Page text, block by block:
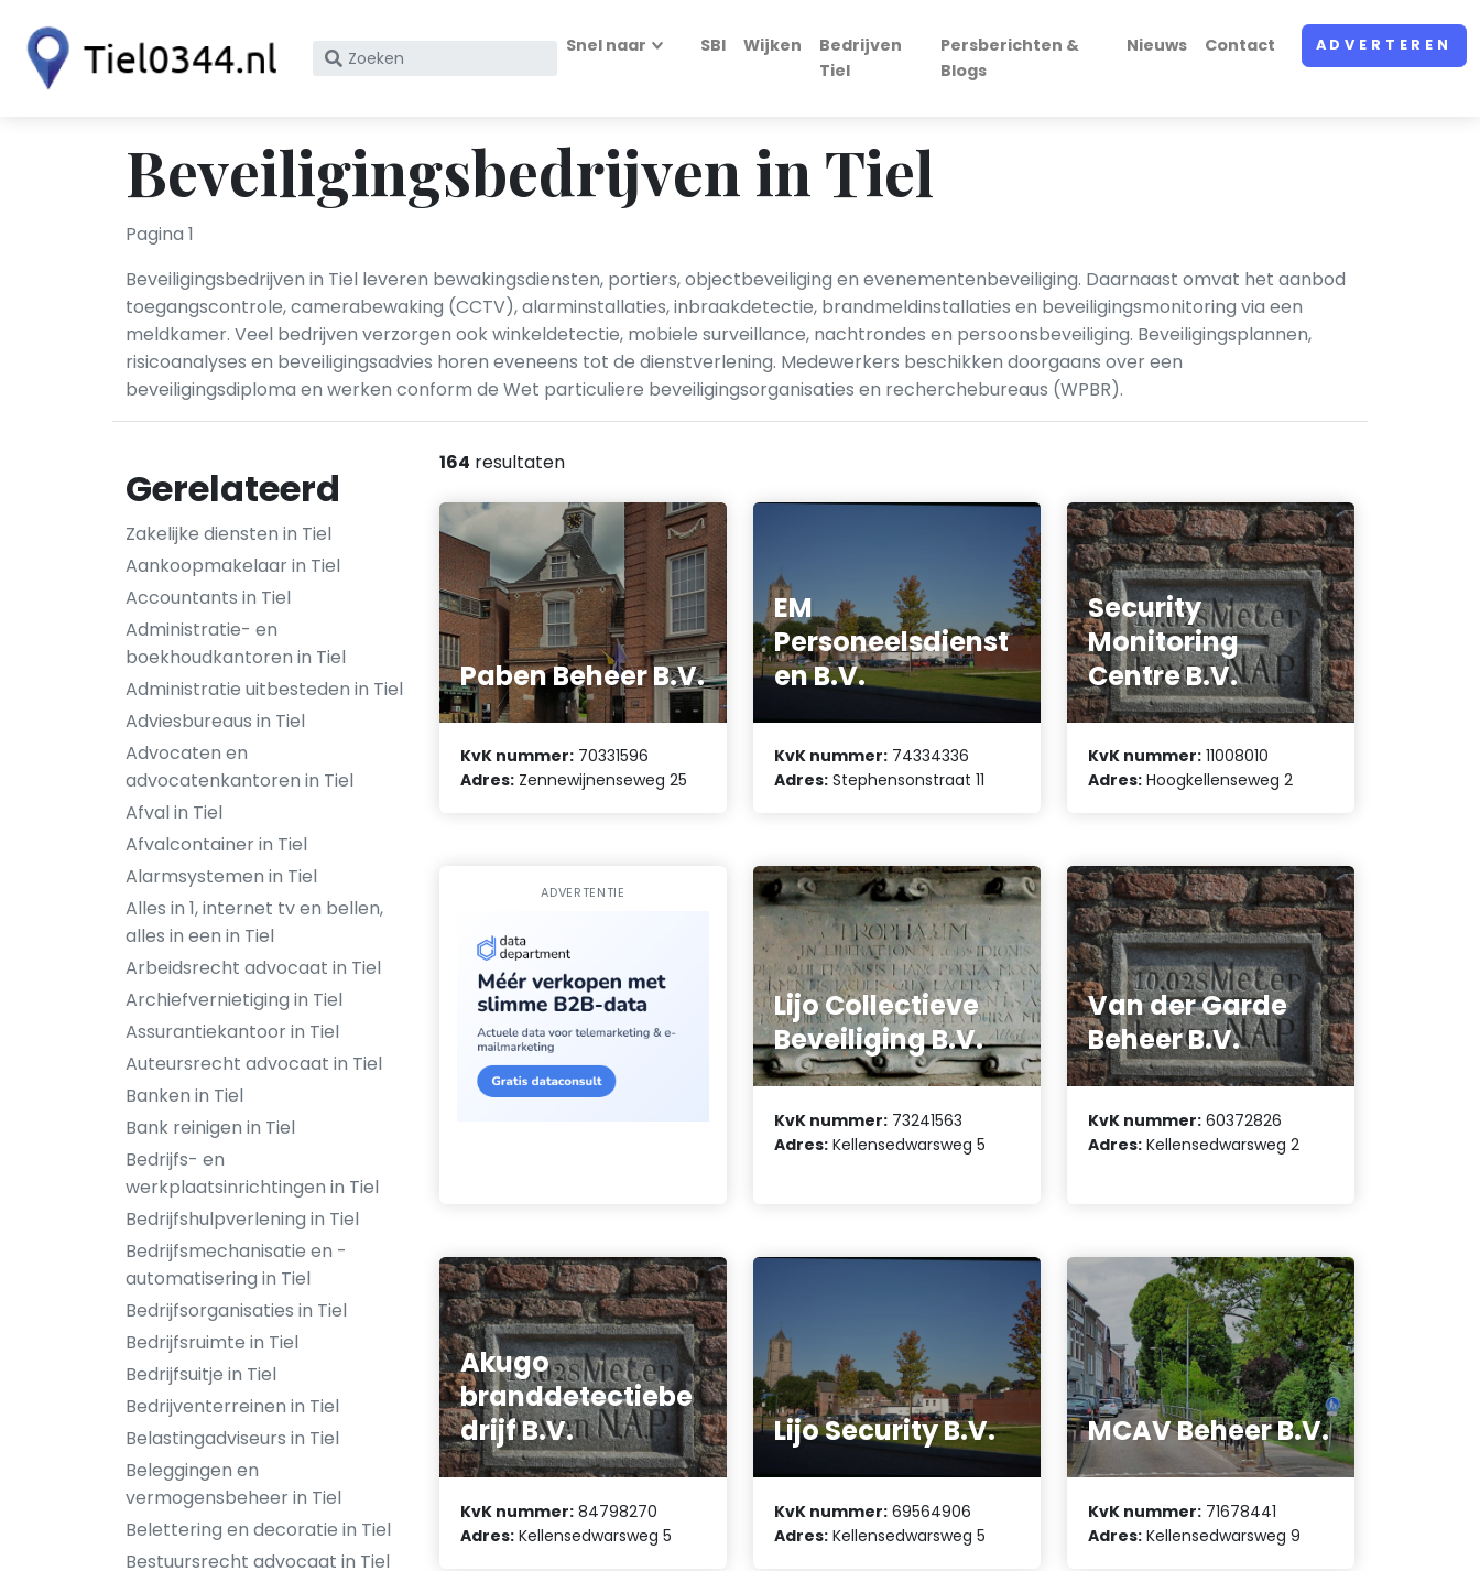
Zoek
KvK
nummer
Snel naar SBI Wijken
Bedrijven
Tiel
Persberichten &
Blogs
Nieuws Contact ADVERTEREN
Beveiligingsbedrijven in Tiel
Pagina 1
Beveiligingsbedrijven in Tiel leveren bewakingsdiensten, portiers, objectbeveiliging en evenementenbeveiliging. Daarnaast omvat het aanbod
toegangscontrole, camerabewaking (CCTV), alarminstallaties, inbraakdetectie, brandmeldinstallaties en beveiligingsmonitoring via een
meldkamer. Veel bedrijven verzorgen ook winkeldetectie, mobiele surveillance, nachtrondes en persoonsbeveiliging. Beveiligingsplannen,
risicoanalyses en beveiligingsadvies horen eveneens tot de dienstverlening. Medewerkers beschikken doorgaans over een
beveiligingsdiploma en werken conform de Wet particuliere beveiligingsorganisaties en recherchebureaus (WPBR).
Gerelateerd
Zakelijke diensten in Tiel
Aankoopmakelaar in Tiel
Accountants in Tiel
Administratie- en
boekhoudkantoren in Tiel
Administratie uitbesteden in Tiel
Adviesbureaus in Tiel
Advocaten en
advocatenkantoren in Tiel
Afval in Tiel
Afvalcontainer in Tiel
Alarmsystemen in Tiel
Alles in 1, internet tv en bellen,
alles in een in Tiel
Arbeidsrecht advocaat in Tiel
Archiefvernietiging in Tiel
Assurantiekantoor in Tiel
Auteursrecht advocaat in Tiel
Banken in Tiel
Bank reinigen in Tiel
Bedrijfs- en
werkplaatsinrichtingen in Tiel
Bedrijfshulpverlening in Tiel
Bedrijfsmechanisatie en -
automatisering in Tiel
Bedrijfsorganisaties in Tiel
Bedrijfsruimte in Tiel
Bedrijfsuitje in Tiel
Bedrijventerreinen in Tiel
Belastingadviseurs in Tiel
Beleggingen en
vermogensbeheer in Tiel
Belettering en decoratie in Tiel
Bestuursrecht advocaat in Tiel
164 resultaten
Paben Beheer B.V.
KvK nummer: 70331596
Adres: Zennewijnenseweg 25
EM
Personeelsdienst
en B.V.
KvK nummer: 74334336
Adres: Stephensonstraat 11
Security
Monitoring
Centre B.V.
KvK nummer: 11008010
Adres: Hoogkellenseweg 2
ADVERTENTIE
Lijo Collectieve
Beveiliging B.V.
KvK nummer: 73241563
Adres: Kellensedwarsweg 5
Van der Garde
Beheer B.V.
KvK nummer: 60372826
Adres: Kellensedwarsweg 2
Akugo
branddetectiebe
drijf B.V.
KvK nummer: 84798270
Adres: Kellensedwarsweg 5
Lijo Security B.V.
KvK nummer: 69564906
Adres: Kellensedwarsweg 5
MCAV Beheer B.V.
KvK nummer: 71678441
Adres: Kellensedwarsweg 9